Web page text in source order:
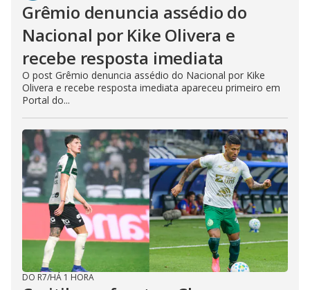
Grêmio denuncia assédio do
Nacional por Kike Olivera e
recebe resposta imediata
O post Grêmio denuncia assédio do Nacional por Kike
Olivera e recebe resposta imediata apareceu primeiro em
Portal do...
DO R7/HÁ 1 HORA